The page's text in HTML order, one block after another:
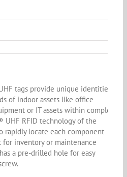
tags provide unique identities
of indoor assets like office
or IT assets within complex
UHF RFID technology of the
rapidly locate each component
inventory or maintenance
a pre-drilled hole for easy